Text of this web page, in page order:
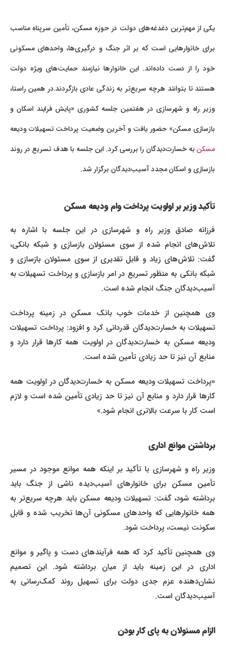
یکی از مهم‌ترین دغدغه‌های دولت در حوزه مسکن، تأمین سرپناه مناسب
برای خانوارهایی است که بر اثر جنگ و درگیری‌ها، واحدهای مسکونی
خود را از دست داده‌اند. این خانوارها نیازمند حمایت‌های ویژه دولت
هستند تا بتوانند هرچه سریع‌تر به زندگی عادی بازگردند.در همین راستا،
وزیر راه و شهرسازی در هفتمین جلسه کشوری «پایش فرایند اسکان و
بازسازی مسکن» حضور یافت و آخرین وضعیت پرداخت تسهیلات ودیعه
مسکنبه خسارت‌دیدگان را بررسی کرد. این جلسه با هدف تسریع در روند
بازسازی و اسکان مجدد آسیب‌دیدگان برگزار شد.
تأکید وزیر بر اولویت پرداخت وام ودیعه مسکن
فرزانه صادق وزیر راه و شهرسازی در این جلسه با اشاره به
تلاش‌های انجام شده از سوی مسئولان بازسازی و شبکه بانکی،
گفت: تلاش‌های زیاد و قابل تقدیری از سوی مسئولان بازسازی و
شبکه بانکی به منظور تسریع در امر بازسازی و پرداخت تسهیلات به
آسیب‌دیدگان جنگ انجام شده است.
وی همچنین از خدمات خوب بانک مسکن در زمینه پرداخت
تسهیلات به خسارت‌دیدگان قدردانی کرد و افزود: پرداخت تسهیلات
ودیعه مسکن به خسارت‌دیدگان در اولویت همه کارها قرار دارد و
منابع آن نیز تا حد زیادی تأمین شده است.
«پرداخت تسهیلات ودیعه مسکن به خسارت‌دیدگان در اولویت همه
کارها قرار دارد و منابع آن نیز تا حد زیادی تأمین شده است و لازم
است کار با سرعت بالاتری انجام شود.»
برداشتن موانع اداری
وزیر راه و شهرسازی با تأکید بر اینکه همه موانع موجود در مسیر
تأمین مسکن برای خانوارهای آسیب‌دیده ناشی از جنگ باید
برداشته شود، گفت: تسهیلات ودیعه مسکن باید هرچه سریع‌تر به
همه خانوارهایی که واحدهای مسکونی آن‌ها تخریب شده و قابل
سکونت نیست، پرداخت شود.
وی همچنین تأکید کرد که همه فرآیندهای دست و پاگیر و موانع
اداری در این زمینه باید از میان برداشته شود. این تصمیم
نشان‌دهنده عزم جدی دولت برای تسهیل روند کمک‌رسانی به
آسیب‌دیدگان است.
الزام مسئولان به پای کار بودن